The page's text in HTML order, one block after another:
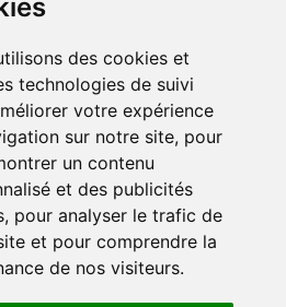
des cookies et
technologies de suivi
votre expérience
sur notre site, pour
un contenu
et des publicités
pour analyser le trafic de
et pour comprendre la
de nos visiteurs.